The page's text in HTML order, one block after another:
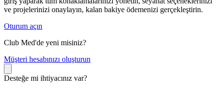
ve projelerinizi onaylayın, kalan bakiye ödemenizi gerçekleştirin.
Oturum açın
Club Med'de yeni misiniz?
Müşteri hesabınızı oluşturun
Desteğe mi ihtiyacınız var?